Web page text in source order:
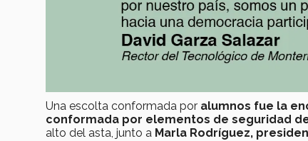
Una escolta conformada por alumnos fue la
conformada por elementos de seguridad
alto del asta, junto a Marla Rodríguez,